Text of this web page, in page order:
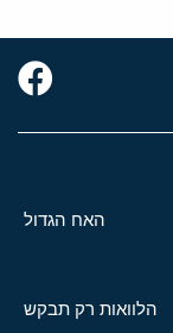
האח הגדול
הלוואות רק תבקש